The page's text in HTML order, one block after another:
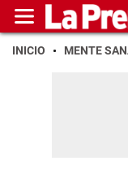
INICIO MENTE